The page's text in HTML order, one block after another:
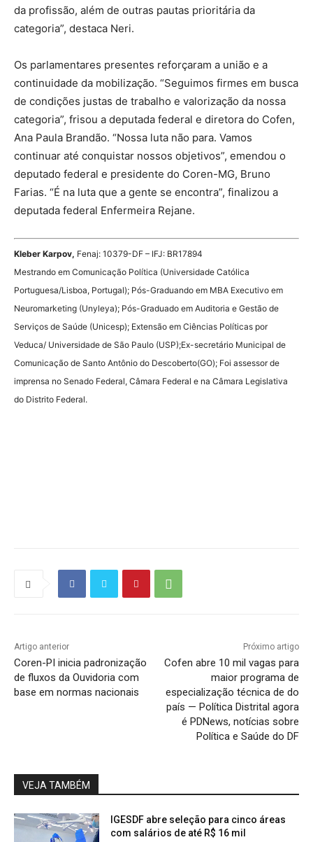
da profissão, além de outras pautas prioritária da
categoria”, destaca Neri.
Os parlamentares presentes reforçaram a união e a
continuidade da mobilização. “Seguimos firmes em busca
de condições justas de trabalho e valorização da nossa
categoria”, frisou a deputada federal e diretora do Cofen,
Ana Paula Brandão. “Nossa luta não para. Vamos
continuar até conquistar nossos objetivos”, emendou o
deputado federal e presidente do Coren-MG, Bruno
Farias. “É na luta que a gente se encontra”, finalizou a
deputada federal Enfermeira Rejane.
Kleber Karpov, Fenaj: 10379-DF – IFJ: BR17894
Mestrando em Comunicação Política (Universidade Católica
Portuguesa/Lisboa, Portugal); Pós-Graduando em MBA Executivo em
Neuromarketing (Unyleya); Pós-Graduado em Auditoria e Gestão de
Serviços de Saúde (Unicesp); Extensão em Ciências Políticas por
Veduca/ Universidade de São Paulo (USP);Ex-secretário Municipal de
Comunicação de Santo Antônio do Descoberto(GO); Foi assessor de
imprensa no Senado Federal, Câmara Federal e na Câmara Legislativa
do Distrito Federal.
Artigo anterior
Coren-PI inicia padronização
de fluxos da Ouvidoria com
base em normas nacionais
Próximo artigo
Cofen abre 10 mil vagas para
maior programa de
especialização técnica de do
país — Política Distrital agora
é PDNews, notícias sobre
Política e Saúde do DF
VEJA TAMBÉM
IGESDF abre seleção para cinco áreas
com salários de até R$ 16 mil